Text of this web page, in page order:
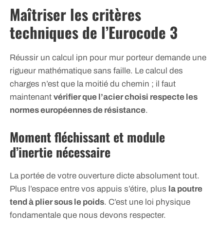
Maîtriser les critères
techniques de l’Eurocode 3
Réussir un calcul ipn pour mur porteur demande une
rigueur mathématique sans faille. Le calcul des
charges n’est que la moitié du chemin ; il faut
maintenant vérifier que l’acier choisi respecte les
normes européennes de résistance.
Moment fléchissant et module
d’inertie nécessaire
La portée de votre ouverture dicte absolument tout.
Plus l’espace entre vos appuis s’étire, plus la poutre
tend à plier sous le poids. C’est une loi physique
fondamentale que nous devons respecter.